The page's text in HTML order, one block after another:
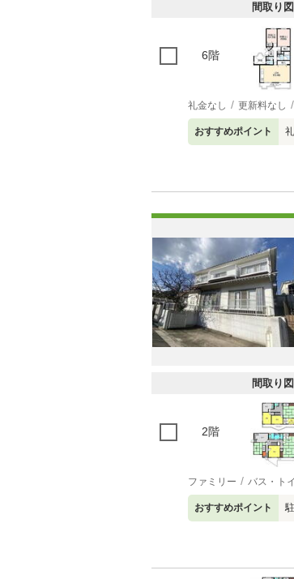
間取り図
6階
礼金なし 更新料なし
おすすめポイント
間取り図
2階
ファミリー バス・ト
おすすめポイント